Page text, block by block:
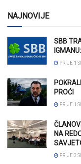
NAJNOVIJE
SBB
PRIJE 1
PROĆI
PRIJE 1
NA
PRIJE 3